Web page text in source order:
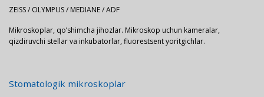
ZEISS / OLYMPUS / MEDIANE / ADF
Mikroskoplar, qo’shimcha jihozlar. Mikroskop uchun kameralar,
qizdiruvchi stellar va inkubatorlar, fluorestsent yoritgichlar.
Stomatologik mikroskoplar